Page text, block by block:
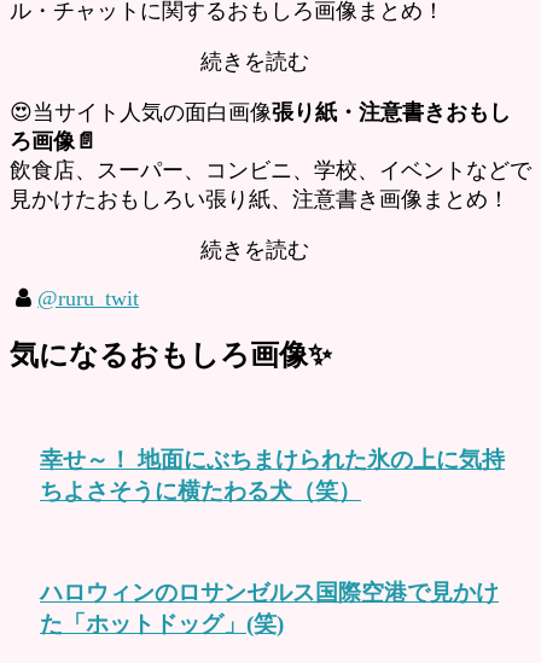
ル・チャットに関するおもしろ画像まとめ！
続きを読む
😍当サイト人気の面白画像張り紙・注意書きおもし
ろ画像📄
飲食店、スーパー、コンビニ、学校、イベントなどで
見かけたおもしろい張り紙、注意書き画像まとめ！
続きを読む
@ruru_twit
気になるおもしろ画像✨
幸せ～！ 地面にぶちまけられた氷の上に気持
ちよさそうに横たわる犬（笑）
ハロウィンのロサンゼルス国際空港で見かけ
た「ホットドッグ」(笑)